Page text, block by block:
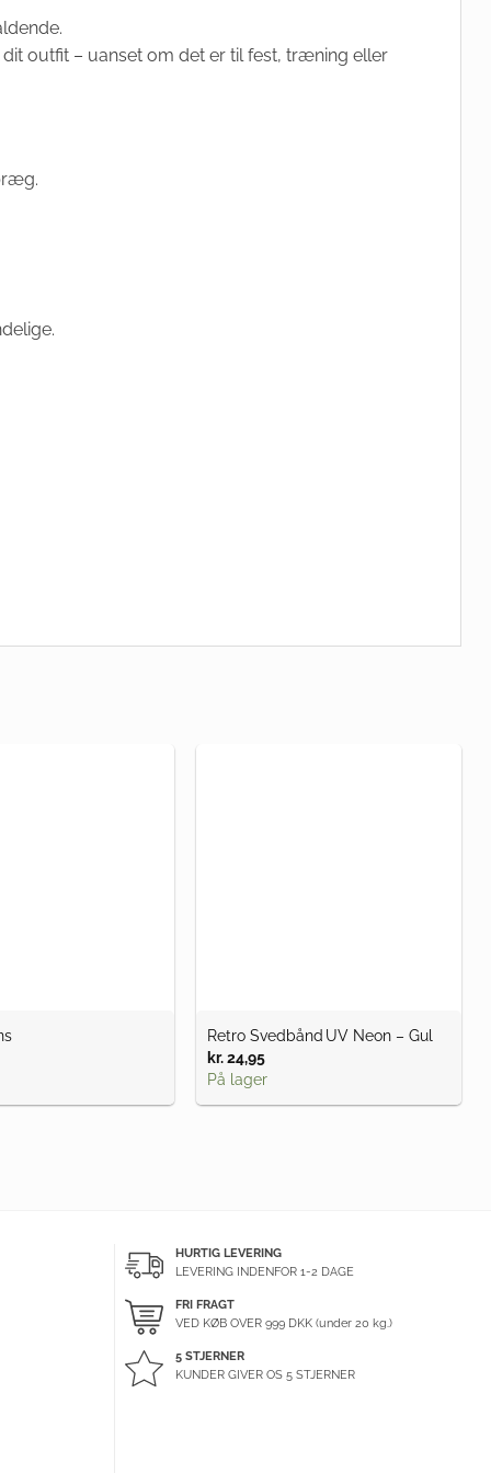
outfit – uanset om det er til fest, træning eller
Retro Svedbånd UV Neon – Gul
kr.24,95
På lager
HURTIG LEVERING
LEVERING INDENFOR 1-2 DAGE
FRI FRAGT
VED KØB OVER999 DKK (under 20 kg.)
5 STJERNER
KUNDER GIVER OS 5 STJERNER